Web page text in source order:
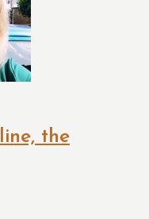
the